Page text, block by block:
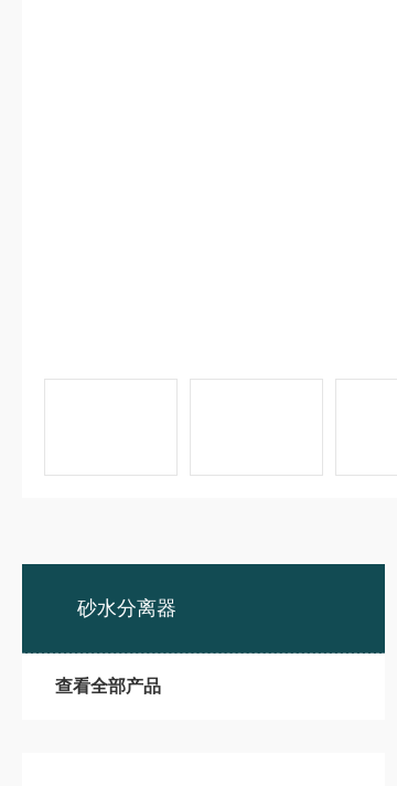
砂水分离器
查看全部产品